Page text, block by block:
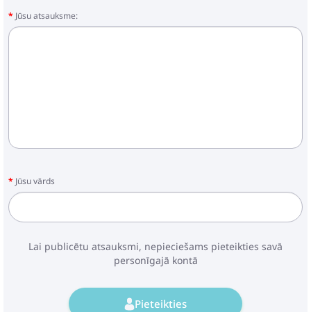
Jūsu atsauksme:
Jūsu vārds
Lai publicētu atsauksmi, nepieciešams pieteikties savā
personīgajā kontā
Pieteikties